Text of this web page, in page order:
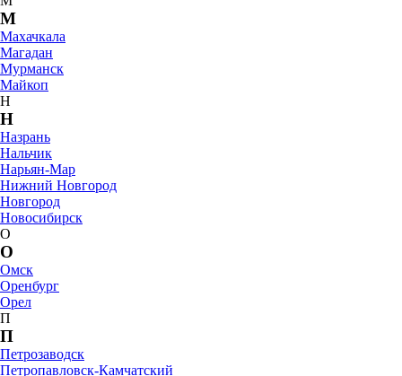
М
Махачкала
Магадан
Мурманск
Майкоп
Н
Н
Назрань
Нальчик
Нарьян-Мар
Нижний Новгород
Новгород
Новосибирск
О
О
Омск
Оренбург
Орел
П
П
Петрозаводск
Петропавловск-Камчатский